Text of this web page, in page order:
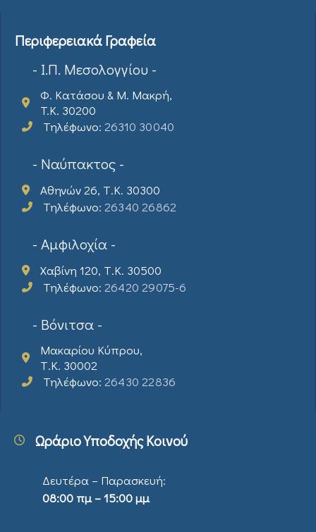
Περιφερειακά Γραφεία
- Ι.Π. Μεσολογγίου -
Φ. Κατάσου & Μ. Μακρή,
T.K. 30200
Τηλέφωνο: 26310 30040
- Ναύπακτος -
Αθηνών 26, Τ.Κ. 30300
Τηλέφωνο: 26340 26862
- Αμφιλοχία -
Χαβίνη 120, Τ.Κ. 30500
Τηλέφωνο: 26420 29075-6
- Βόνιτσα -
Μακαρίου Κύπρου,
Τ.Κ. 30002
Τηλέφωνο: 26430 22836
Ωράριο Υποδοχής Κοινού
Δευτέρα – Παρασκευή:
08:00 πμ – 15:00 μμ